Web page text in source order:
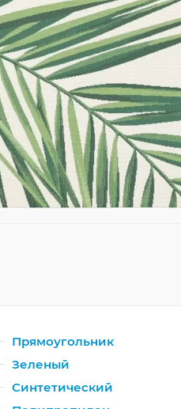
Прямоугольник
Зеленый
Синтетический